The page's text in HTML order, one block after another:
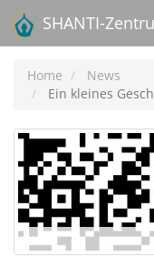
SHANTI-
Home
News
Ein kleines